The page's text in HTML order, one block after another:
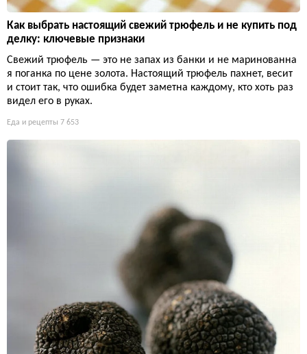
Как выбрать настоящий свежий трюфель и не купить под
делку: ключевые признаки
Свежий трюфель — это не запах из банки и не маринованна
я поганка по цене золота. Настоящий трюфель пахнет, весит
и стоит так, что ошибка будет заметна каждому, кто хоть раз
видел его в руках.
Еда и рецепты 7 653